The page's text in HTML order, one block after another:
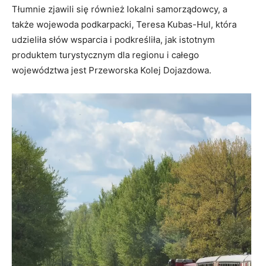
Tłumnie zjawili się również lokalni samorządowcy, a
także wojewoda podkarpacki, Teresa Kubas-Hul, która
udzieliła słów wsparcia i podkreśliła, jak istotnym
produktem turystycznym dla regionu i całego
województwa jest Przeworska Kolej Dojazdowa.
Odtwarzacz